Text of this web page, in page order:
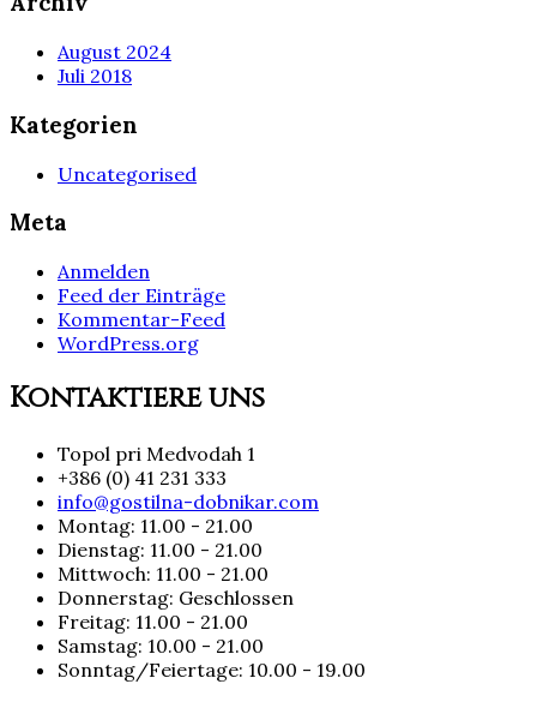
August 2024
Juli 2018
Kategorien
Uncategorised
Meta
Anmelden
Feed der Einträge
Kommentar-Feed
WordPress.org
Kontaktiere uns
Topol pri Medvodah 1
+386 (0) 41 231 333
info@gostilna-dobnikar.com
Montag: 11.00 - 21.00
Dienstag: 11.00 - 21.00
Mittwoch: 11.00 - 21.00
Donnerstag: Geschlossen
Freitag: 11.00 - 21.00
Samstag: 10.00 - 21.00
Sonntag/Feiertage: 10.00 - 19.00